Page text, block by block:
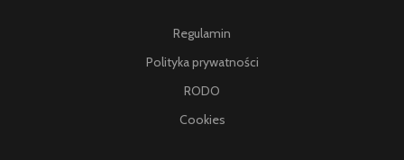
Regulamin
Polityka prywatności
RODO
Cookies